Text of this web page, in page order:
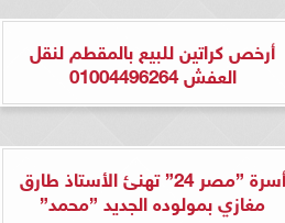
أرخص كراتين للبيع بالمقطم لنقل
العفش 01004496264
أسرة ”مصر 24” تهنئ الأستاذ طارق
مغازي بمولوده الجديد ”محمد”